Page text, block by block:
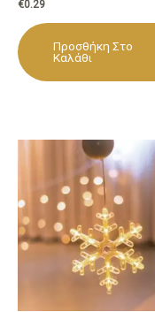
€0.29
Προσθήκη Στο
Καλάθι